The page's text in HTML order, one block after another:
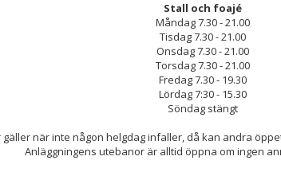
Stall och foajé
Måndag 7.30 - 21.00
Tisdag 7.30 - 21.00
Onsdag 7.30 - 21.00
Torsdag 7.30 - 21.00
Fredag 7.30 - 19.30
Lördag 7:30 - 15.30
Söndag stängt
när inte någon helgdag infaller, då kan andra
Anläggningens utebanor är alltid öppna om ingen